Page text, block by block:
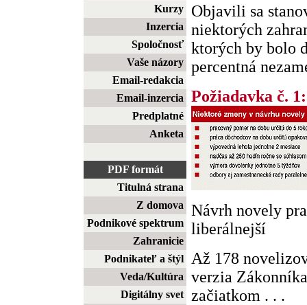
Kurzy
Inzercia
Spoločnosť
Vaše názory
Email-redakcia
Email-inzercia
Predplatné
Anketa
PDF formát
Titulná strana
Z domova
Podnikové spektrum
Zahranicie
Podnikateľ a štýl
Veda/Kultúra
Digitálny svet
Objavili sa
niektorých
ktorých by bolo
percentná
Požiadavka č.
Návrh novely
liberálnejší
Až 178
verzia
začiatkom . . .